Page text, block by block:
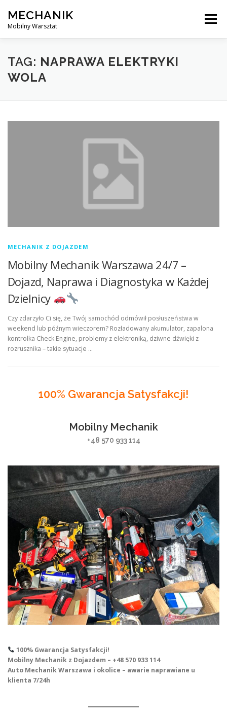
content
MECHANIK
Mobilny Warsztat
Menu
MOBILNY MECHANIK ELEKTRYK SAMOCHODOWY
TAG: NAPRAWA ELEKTRYKI
WOLA
MECHANIK Z DOJAZDEM
Mobilny Mechanik Warszawa 24/7 –
Dojazd, Naprawa i Diagnostyka w Każdej
Dzielnicy
Czy zdarzyło Ci się, że Twój samochód odmówił posłuszeństwa w
weekend lub późnym wieczorem? Rozładowany akumulator, zapalona
kontrolka Check Engine, problemy z elektroniką, dziwne dźwięki z
rozrusznika – takie sytuacje …
100% Gwarancja Satysfakcji!
Mobilny Mechanik
+48 570 933 114
100% Gwarancja Satysfakcji!
Mobilny Mechanik z Dojazdem – +48 570 933 114
Auto Mechanik Warszawa i okolice – awarie naprawiane u
klienta 7/24h